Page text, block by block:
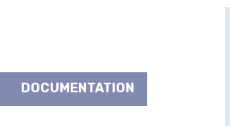
DOCUMENTATION